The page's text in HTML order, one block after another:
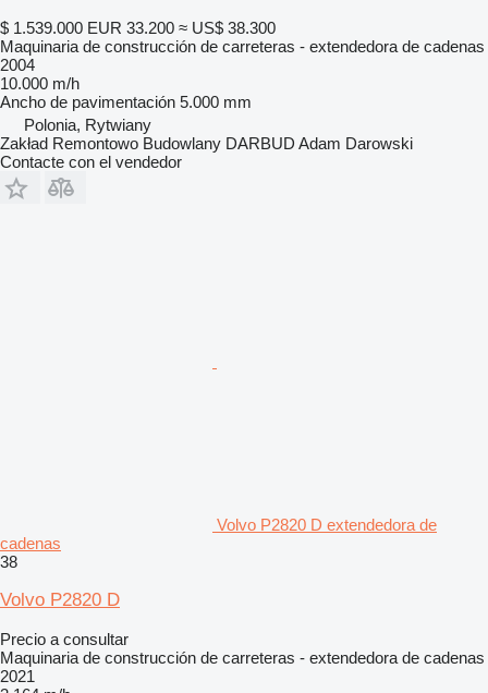
$ 1.539.000 EUR 33.200 ≈ US$ 38.300
Maquinaria de construcción de carreteras - extendedora de cadenas
2004
10.000 m/h
Ancho de pavimentación 5.000 mm
Polonia, Rytwiany
Zakład Remontowo Budowlany DARBUD Adam Darowski
Contacte con el vendedor
Volvo P2820 D extendedora de
cadenas
38
Volvo P2820 D
Precio a consultar
Maquinaria de construcción de carreteras - extendedora de cadenas
2021